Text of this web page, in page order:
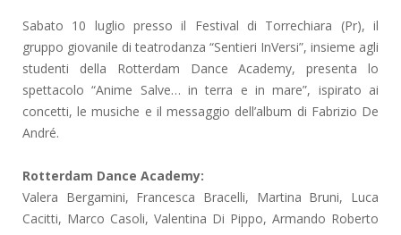
Sabato 10 luglio presso il Festival di Torrechiara (Pr), il
gruppo giovanile di teatrodanza “Sentieri InVersi”, insieme agli
studenti della Rotterdam Dance Academy, presenta lo
spettacolo “Anime Salve… in terra e in mare”, ispirato ai
concetti, le musiche e il messaggio dell’album di Fabrizio De
André.
Rotterdam Dance Academy:
Valera Bergamini, Francesca Bracelli, Martina Bruni, Luca
Cacitti, Marco Casoli, Valentina Di Pippo, Armando Roberto